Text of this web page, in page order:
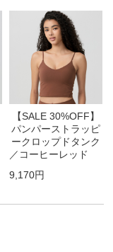
【SALE 30%OFF】
パンパーストラッピ
ークロップドタンク
／コーヒーレッド
9,170円